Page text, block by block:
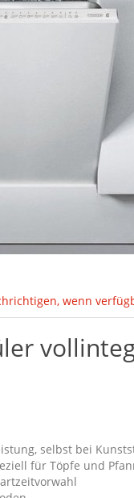
wenn
selbst bei
für Töpfe und